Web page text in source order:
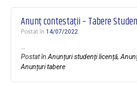
Anunț contestații – Tabere
Postat în 14/07/2022
Postat înAnunțuri studenți licență,
Anunțuri tabere